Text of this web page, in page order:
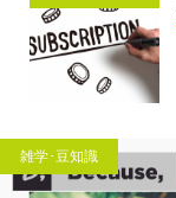
雑学･豆知識